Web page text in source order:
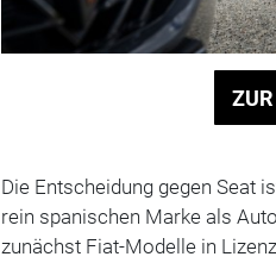
Die Entscheidung gegen Seat
rein spanischen Marke als
zunächst Fiat-Modelle in